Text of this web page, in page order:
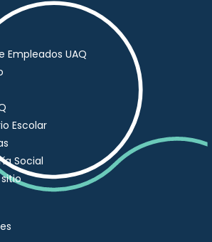
Empleados UAQ
Escolar
Social